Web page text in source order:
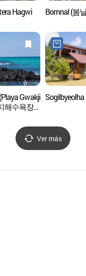
Hagwi
도로)
Bomnal (봄
Gwakji
해수욕장
Ver más